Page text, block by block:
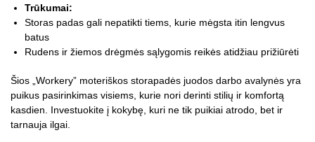
Trūkumai:
Storas padas gali nepatikti tiems, kurie mėgsta itin lengvus
batus
Rudens ir žiemos drėgmės sąlygomis reikės atidžiau prižiūrėti
Šios „Workery” moteriškos storapadės juodos darbo avalynės yra
puikus pasirinkimas visiems, kurie nori derinti stilių ir komfortą
kasdien. Investuokite į kokybę, kuri ne tik puikiai atrodo, bet ir
tarnauja ilgai.